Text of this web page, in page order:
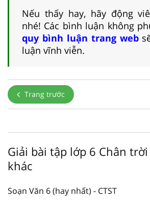
Nếu thấy hay, hãy động
nhé! Các bình luận không
quy bình luận trang web
luận vĩnh viễn.
Trang trước
Giải bài tập lớp 6 Chân
khác
Soạn Văn 6 (hay nhất) - CTST